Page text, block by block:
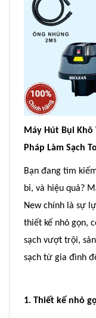
Máy Hút Bụi Khô
Pháp Làm Sạch
Bạn đang tìm
bỉ, và hiệu quả?
New chính là sự
thiết kế nhỏ gọn,
sạch vượt trội,
sạch từ gia đình
1. Thiết kế nhỏ